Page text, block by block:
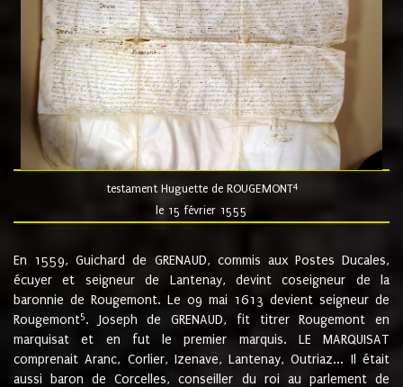
testament Huguette de ROUGEMONT4
le 15 février 1555
En 1559, Guichard de GRENAUD, commis aux Postes Ducales,
écuyer et seigneur de Lantenay, devint coseigneur de la
baronnie de Rougemont. Le 09 mai 1613 devient seigneur de
Rougemont5. Joseph de GRENAUD, fit titrer Rougemont en
marquisat et en fut le premier marquis. LE MARQUISAT
comprenait Aranc, Corlier, Izenave, Lantenay, Outriaz... Il était
aussi baron de Corcelles, conseiller du roi au parlement de